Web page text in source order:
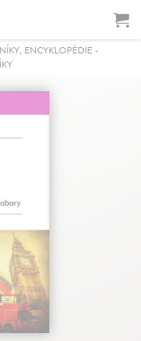
ENCYKLOPÉDIE -